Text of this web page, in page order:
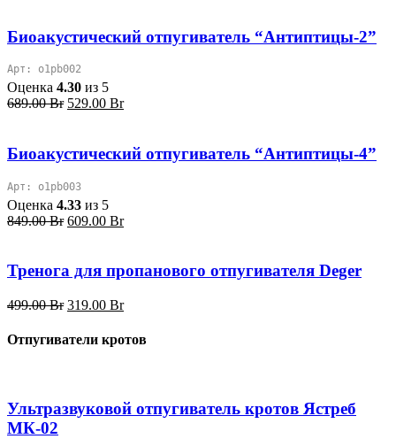
Биоакустический отпугиватель “Антиптицы-2”
Арт: o1pb002
Оценка 4.30 из 5
689.00Br Первоначальная
689.00 Br.
529.00 BrТекущая
Биоакустический отпугиватель “Антиптицы-4”
Арт: o1pb003
Оценка 4.33 из 5
849.00Br Первоначальная
849.00 Br.
609.00 BrТекущая
Тренога для пропанового отпугивателя Deger
499.00Br Первоначальная
составляла
499.00 Br.
319.00 BrТекущая
319.00 Br.
Отпугиватели кротов
Ультразвуковой отпугиватель кротов Ястреб
МК-02